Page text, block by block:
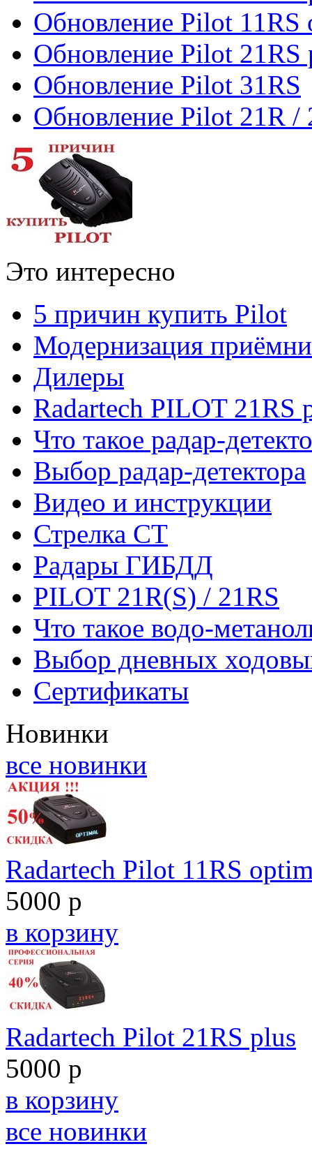
Обновление Pilot 11RS
Обновление Pilot 21RS
Обновление Pilot 31RS
Обновление Pilot 21R /
Это интересно
5 причин купить Pilot
Модернизация
Дилеры
Radartech PILOT 21RS
Что такое радар-
Выбор радар-детектора
Видео и инструкции
Стрелка СТ
Радары ГИБДД
PILOT 21R(S) / 21RS
Что такое водо-
Выбор дневных
Сертификаты
Новинки
все новинки
Radartech Pilot 11RS
5000 р
в корзину
Radartech Pilot 21RS plus
5000 р
в корзину
все новинки